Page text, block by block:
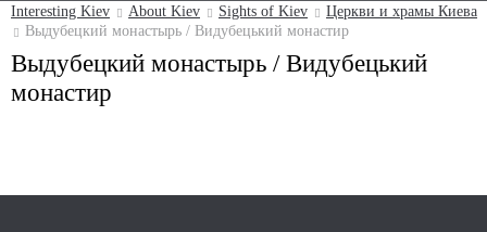
Interesting Kiev About Kiev Sights of Kiev
Церкви и храмы Киева
Выдубецкий монастырь / Видубецький монастир
Выдубецкий монастырь / Видубецький
монастир